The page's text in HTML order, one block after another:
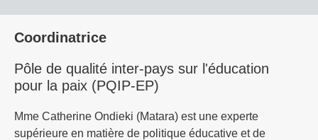
Coordinatrice
Pôle de qualité inter-pays sur l'éducation
pour la paix (PQIP-EP)
Mme Catherine Ondieki (Matara) est une experte
supérieure en matière de politique éducative et de